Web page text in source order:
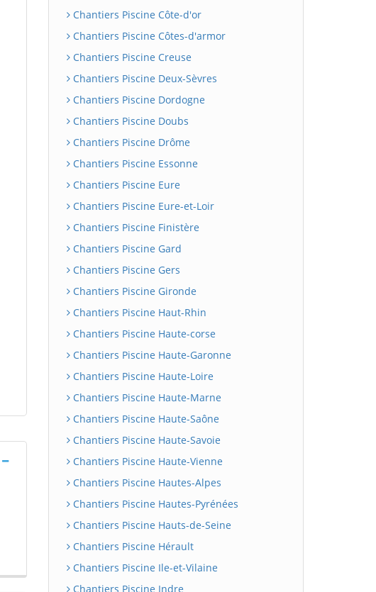
Chantiers Piscine Côte-d'or
Chantiers Piscine Côtes-d'armor
Chantiers Piscine Creuse
Chantiers Piscine Deux-Sèvres
Chantiers Piscine Dordogne
Chantiers Piscine Doubs
Chantiers Piscine Drôme
Chantiers Piscine Essonne
Chantiers Piscine Eure
Chantiers Piscine Eure-et-Loir
Chantiers Piscine Finistère
Chantiers Piscine Gard
Chantiers Piscine Gers
Chantiers Piscine Gironde
Chantiers Piscine Haut-Rhin
Chantiers Piscine Haute-corse
Chantiers Piscine Haute-Garonne
Chantiers Piscine Haute-Loire
Chantiers Piscine Haute-Marne
Chantiers Piscine Haute-Saône
Chantiers Piscine Haute-Savoie
Chantiers Piscine Haute-Vienne
Chantiers Piscine Hautes-Alpes
Chantiers Piscine Hautes-Pyrénées
Chantiers Piscine Hauts-de-Seine
Chantiers Piscine Hérault
Chantiers Piscine Ile-et-Vilaine
Chantiers Piscine Indre